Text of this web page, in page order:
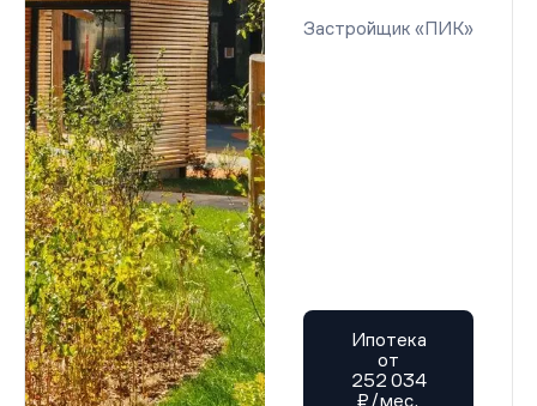
Застройщик «ПИК»
Ипотека
от
252 034
₽/мес.